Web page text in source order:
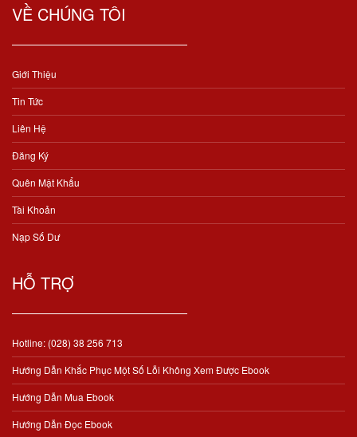
VỀ CHÚNG TÔI
Giới Thiệu
Tin Tức
Liên Hệ
Đăng Ký
Quên Mật Khẩu
Tài Khoản
Nạp Số Dư
HỖ TRỢ
Hotline: (028) 38 256 713
Hướng Dẫn Khắc Phục Một Số Lỗi Không Xem Được Ebook
Hướng Dẫn Mua Ebook
Hướng Dẫn Đọc Ebook